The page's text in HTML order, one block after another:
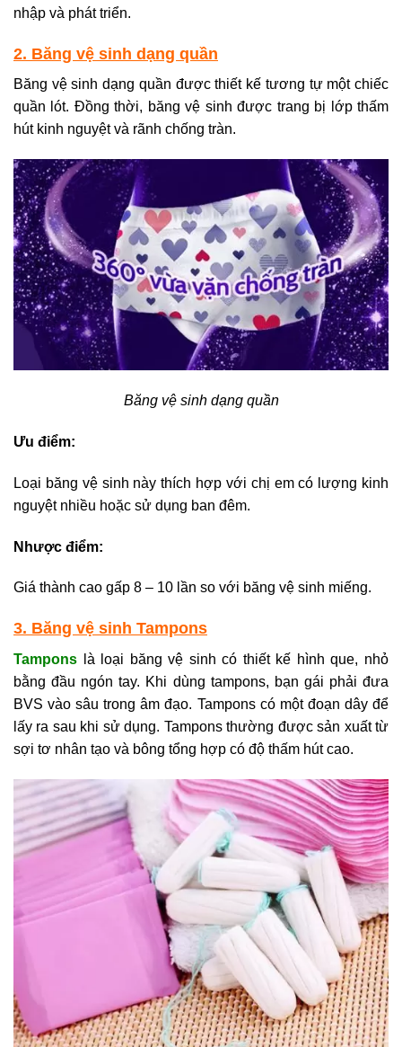
nhập và phát triển.
2. Băng vệ sinh dạng quần
Băng vệ sinh dạng quần được thiết kế tương tự một chiếc
quần lót. Đồng thời, băng vệ sinh được trang bị lớp thấm
hút kinh nguyệt và rãnh chống tràn.
Băng vệ sinh dạng quần
Ưu điểm:
Loại băng vệ sinh này thích hợp với chị em có lượng kinh
nguyệt nhiều hoặc sử dụng ban đêm.
Nhược điểm:
Giá thành cao gấp 8 – 10 lần so với băng vệ sinh miếng.
3. Băng vệ sinh Tampons
Tampons là loại băng vệ sinh có thiết kế hình que, nhỏ
bằng đầu ngón tay. Khi dùng tampons, bạn gái phải đưa
BVS vào sâu trong âm đạo. Tampons có một đoạn dây để
lấy ra sau khi sử dụng. Tampons thường được sản xuất từ
sợi tơ nhân tạo và bông tổng hợp có độ thấm hút cao.